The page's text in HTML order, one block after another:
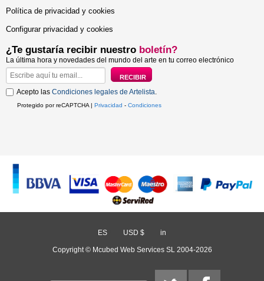
Política de privacidad y cookies
Configurar privacidad y cookies
¿Te gustaría recibir nuestro boletín?
La última hora y novedades del mundo del arte en tu correo electrónico
Acepto las Condiciones legales de Artelista.
Protegido por reCAPTCHA | Privacidad - Condiciones
ES USD $ in
Copyright © Mcubed Web Services SL 2004-2026